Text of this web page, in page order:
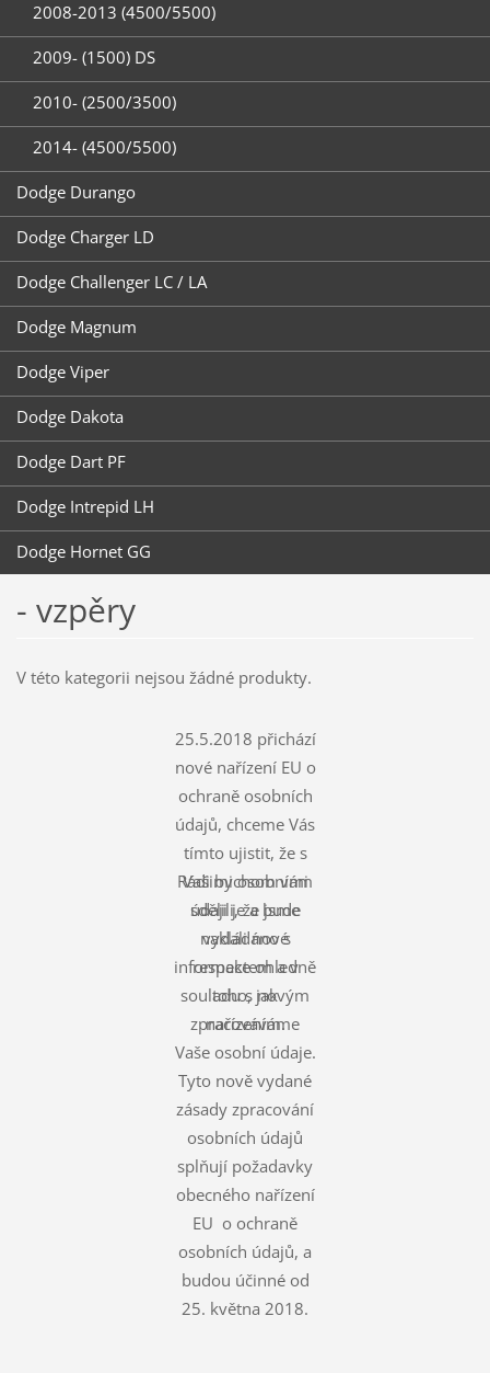
2008-2013 (4500/5500)
2009- (1500) DS
2010- (2500/3500)
2014- (4500/5500)
Dodge Durango
Dodge Charger LD
Dodge Challenger LC / LA
Dodge Magnum
Dodge Viper
Dodge Dakota
Dodge Dart PF
Dodge Intrepid LH
Dodge Hornet GG
- vzpěry
V této kategorii nejsou žádné produkty.
25.5.2018 přichází
nové nařízení EU o
ochraně osobních
údajů, chceme Vás
tímto ujistit, že s
Vašimi osobními
údaji je a bude
nakládáno s
respektem a v
souladu s novým
nařízením.
Rádi bychom vám
sdělili, že jsme
vydali nové
informace ohledně
toho, jak
zpracováváme
Vaše osobní údaje.
Tyto nově vydané
zásady zpracování
osobních údajů
splňují požadavky
obecného nařízení
EU o ochraně
osobních údajů, a
budou účinné od
25. května 2018.